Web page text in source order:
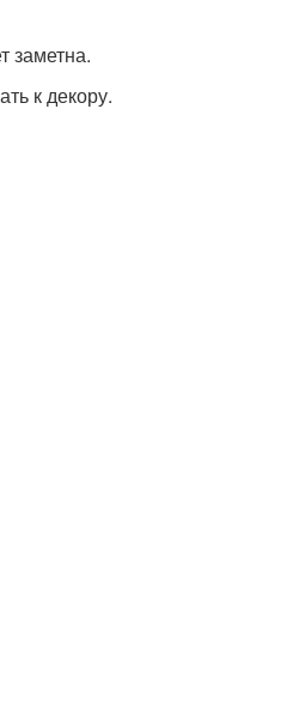
заметна.
к декору.